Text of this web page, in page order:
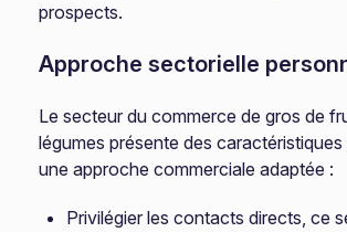
prospects.
Approche sectorielle
Le secteur du commerce de gros de
légumes présente des
une approche commerciale adaptée :
Privilégier les contacts directs, ce